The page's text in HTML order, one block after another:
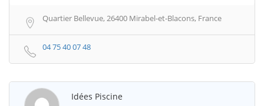
Quartier Bellevue, 26400 Mirabel-et-Blacons, France
04 75 40 07 48
Idées Piscine